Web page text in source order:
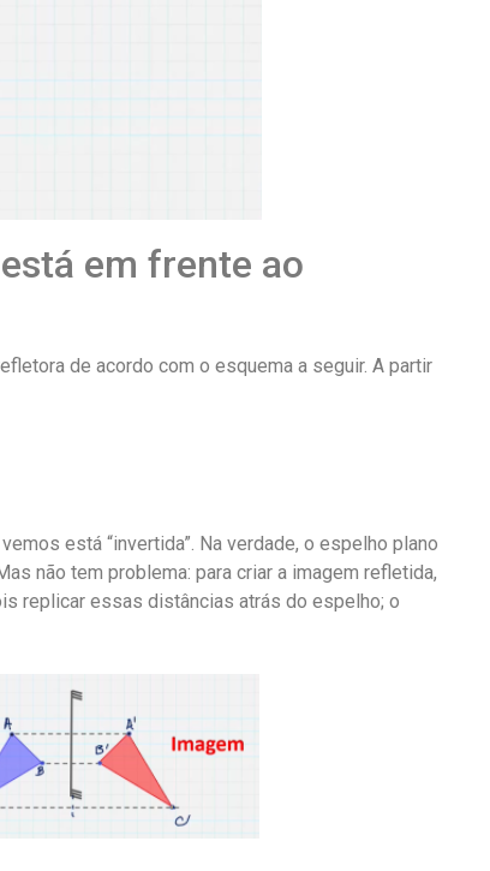
em frente ao
de acordo com o esquema a seguir. A partir
está “invertida”. Na verdade, o espelho plano
não tem problema: para criar a imagem refletida,
replicar essas distâncias atrás do espelho; o